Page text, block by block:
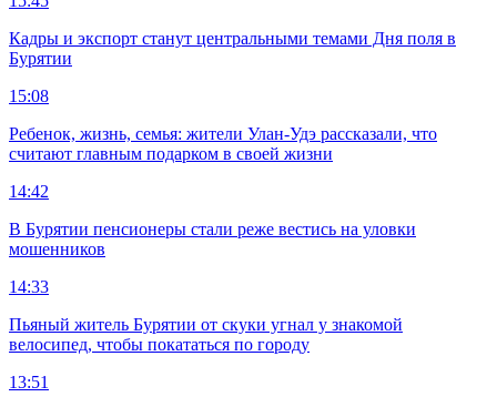
Кадры и экспорт станут центральными темами Дня поля в
Бурятии
15:08
Ребенок, жизнь, семья: жители Улан-Удэ рассказали, что
считают главным подарком в своей жизни
14:42
В Бурятии пенсионеры стали реже вестись на уловки
мошенников
14:33
Пьяный житель Бурятии от скуки угнал у знакомой
велосипед, чтобы покататься по городу
13:51